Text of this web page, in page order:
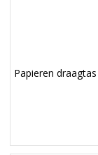
Papieren